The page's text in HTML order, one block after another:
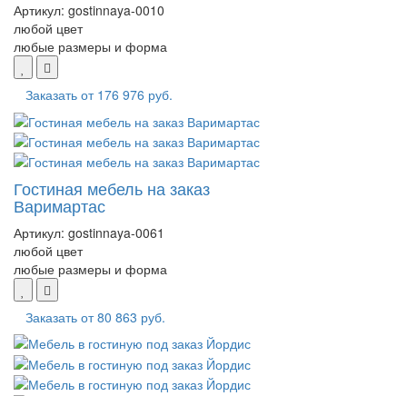
Артикул: gostinnaya-0010
любой цвет
любые размеры и форма
Заказать от 176 976 руб.
Гостиная мебель на заказ
Варимартас
Артикул: gostinnaya-0061
любой цвет
любые размеры и форма
Заказать от80 863 руб.